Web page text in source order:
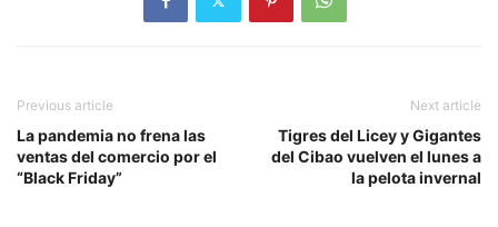
Previous article
La pandemia no frena las
ventas del comercio por el
“Black Friday”
Next article
Tigres del Licey y Gigantes
del Cibao vuelven el lunes a
la pelota invernal